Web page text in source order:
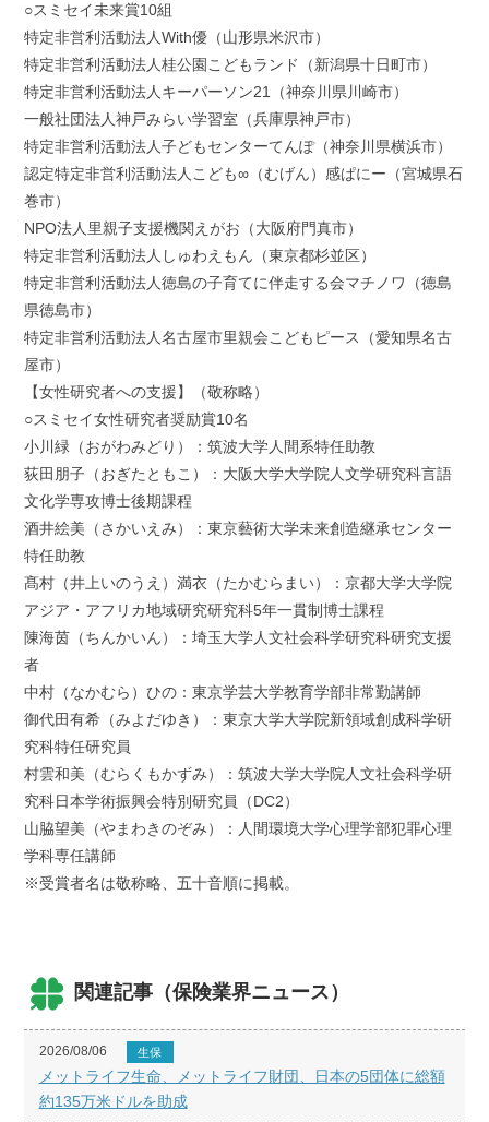
○スミセイ未来賞10組
特定非営利活動法人With優（山形県米沢市）
特定非営利活動法人桂公園こどもランド（新潟県十日町市）
特定非営利活動法人キーパーソン21（神奈川県川崎市）
一般社団法人神戸みらい学習室（兵庫県神戸市）
特定非営利活動法人子どもセンターてんぽ（神奈川県横浜市）
認定特定非営利活動法人こども∞（むげん）感ぱにー（宮城県石
巻市）
NPO法人里親子支援機関えがお（大阪府門真市）
特定非営利活動法人しゅわえもん（東京都杉並区）
特定非営利活動法人徳島の子育てに伴走する会マチノワ（徳島
県徳島市）
特定非営利活動法人名古屋市里親会こどもピース（愛知県名古
屋市）
【女性研究者への支援】（敬称略）
○スミセイ女性研究者奨励賞10名
小川緑（おがわみどり）：筑波大学人間系特任助教
荻田朋子（おぎたともこ）：大阪大学大学院人文学研究科言語
文化学専攻博士後期課程
酒井絵美（さかいえみ）：東京藝術大学未来創造継承センター
特任助教
髙村（井上いのうえ）満衣（たかむらまい）：京都大学大学院
アジア・アフリカ地域研究研究科5年一貫制博士課程
陳海茵（ちんかいん）：埼玉大学人文社会科学研究科研究支援
者
中村（なかむら）ひの：東京学芸大学教育学部非常勤講師
御代田有希（みよだゆき）：東京大学大学院新領域創成科学研
究科特任研究員
村雲和美（むらくもかずみ）：筑波大学大学院人文社会科学研
究科日本学術振興会特別研究員（DC2）
山脇望美（やまわきのぞみ）：人間環境大学心理学部犯罪心理
学科専任講師
※受賞者名は敬称略、五十音順に掲載。
関連記事（保険業界ニュース）
2026/08/06 生保
メットライフ生命、メットライフ財団、日本の5団体に総額
約135万米ドルを助成